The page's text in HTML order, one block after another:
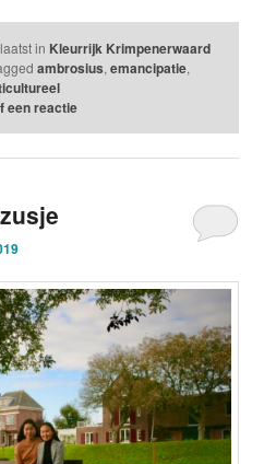
in Kleurrijk Krimpenerwaard
ambrosius, emancipatie,
een reactie